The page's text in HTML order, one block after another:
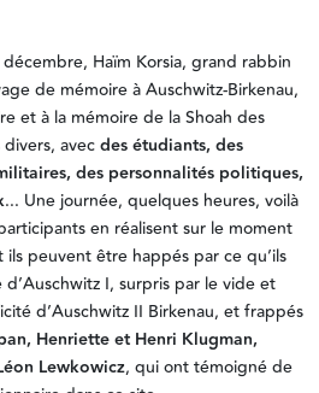
Haïm Korsia, grand rabbin
de mémoire à Auschwitz-Birkenau,
et à la mémoire de la Shoah des
avecdes étudiants, des
des personnalités politiques,
... Une journée, quelques heures, voilà
en réalisent sur le moment
peuvent être happés par ce qu’ils
I, surpris par le vide et
d’Auschwitz II Birkenau, et frappés
Henriette et Henri Klugman,
Lewkowicz, qui ont témoigné de